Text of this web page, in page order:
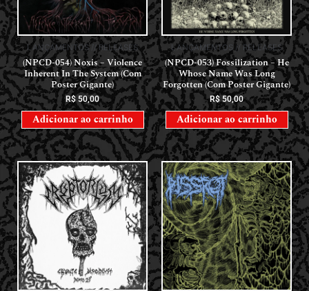
LANÇAMENTOS // RELEASES
(NPCD-054) Noxis – Violence
Inherent In The System (Com
Poster Gigante)
R$50,00
Adicionar ao carrinho
LANÇAMENTOS // RELEASES
(NPCD-053) Fossilization – He
Whose Name Was Long
Forgotten (Com Poster Gigante)
R$ 50,00
Adicionar ao carrinho